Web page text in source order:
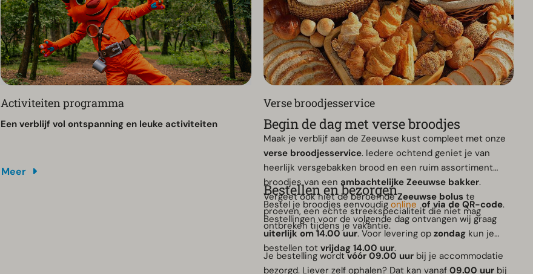
Activiteiten programma
Een verblijf vol ontspanning en leuke activiteiten
Meer
Verse broodjesservice
Begin de dag met verse broodjes
Maak je verblijf aan de Zeeuwse kust compleet met onze
verse broodjesservice. Iedere ochtend geniet je van
heerlijk versgebakken brood en een ruim assortiment
broodjes van een ambachtelijke Zeeuwse bakker.
Vergeet ook niet de beroemdeZeeuwse boluste
proeven, een echte streekspecialiteit die niet mag
ontbreken tijdens je vakantie.
Bestellen en bezorgen
Bestel je broodjes eenvoudig online of via de QR-code.
Bestellingen voor de volgende dag ontvangen wij graag
uiterlijk om 14.00 uur. Voor levering op zondagkun je
bestellen tot vrijdag 14.00 uur.
Je bestelling wordtvóór 09.00 uurbij je accommodatie
bezorgd. Liever zelf ophalen? Dat kan vanaf 09.00 uurbij